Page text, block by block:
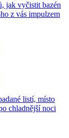
jak vyčistit bazén
z vás impulzem
listí, místo
chladnější noci